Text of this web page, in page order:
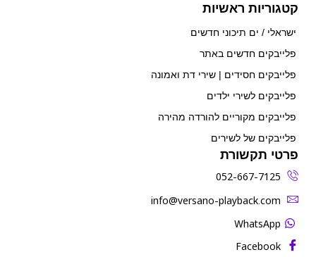
קטגוריות ראשיות
ישראלי / ים תיכוני חדשים
פלייבקים חדשים באתר
פלייבקים חסידים | שירי דת ואמונה
פלייבקים לשירי ילדים
פלייבקים מקוריים להורדה מהירה
פלייבקים של לשירים
פרטי תקשורת
052-667-7125
‫info@versano-playback.com‬
WhatsApp
Facebook